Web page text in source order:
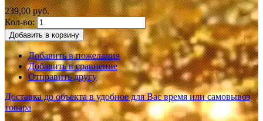
239,00 руб.
Кол-во:
Добавить в корзину
Добавить в пожелания
Добавить в сравнение
Отправить другу
Доставка до объекта в удобное для Вас время или самовывоз
товара